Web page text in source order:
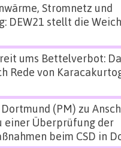
Stromnetz und
DEW21 stellt die
ums Bettelverbot:
Rede von
(PM) zu
einer Überprüfung der
beim CSD in